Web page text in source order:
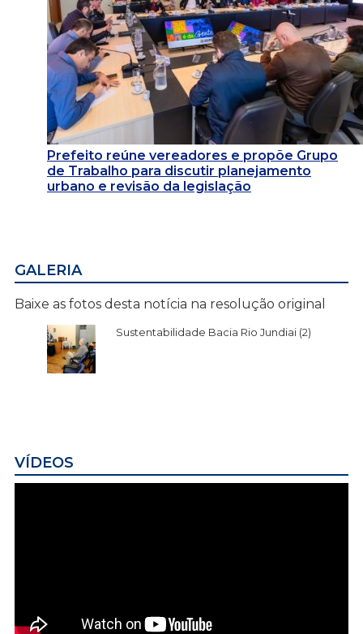
Prefeito reúne vereadores e propõe Grupo
de Trabalho para discutir planejamento
urbano e revisão da legislação
GALERIA
Baixe as fotos desta notícia na resolução original
Sustentabilidade Bacia Rio Jundiai (2)
VÍDEOS